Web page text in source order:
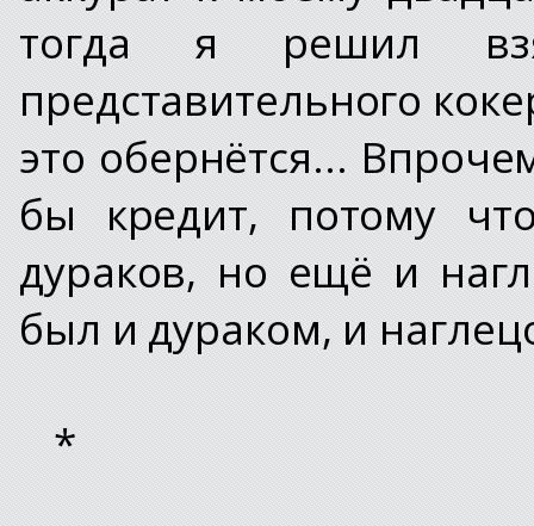
тогда я решил
представительного
это обернётся...
бы кредит, потому
дураков, но ещё и
был и дураком, и
*